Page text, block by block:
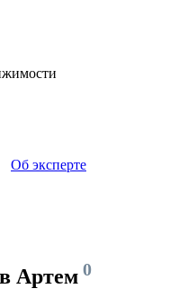
Об эксперте
Артем 0